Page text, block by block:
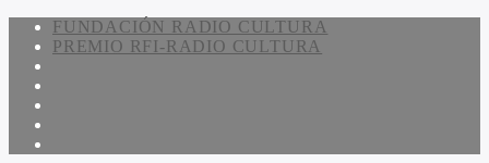
FUNDACIÓN RADIO CULTURA
PREMIO RFI-RADIO CULTURA